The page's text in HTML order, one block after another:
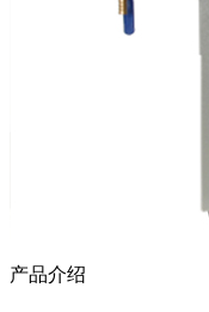
产品介绍